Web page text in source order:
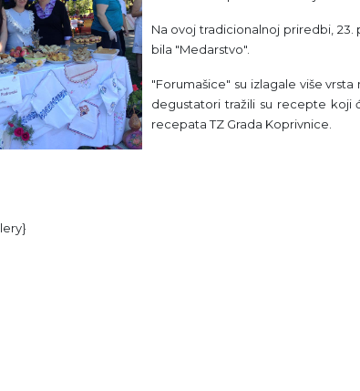
Na ovoj tradicionalnoj priredbi,
bila "Medarstvo".
"Forumašice" su izlagale više
degustatori tražili su recepte koji
recepata TZ Grada Koprivnice.